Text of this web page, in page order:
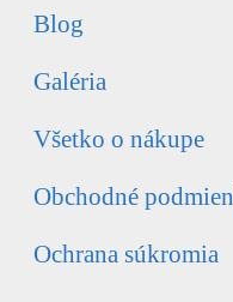
Blog
Galéria
Všetko o nákupe
Obchodné
Ochrana súkromia